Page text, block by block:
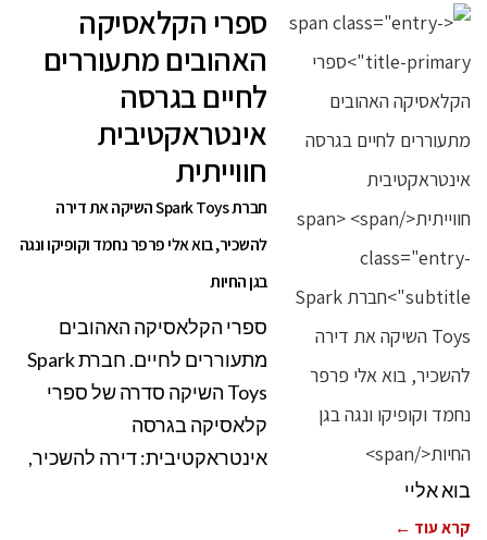
ספרי הקלאסיקה
האהובים מתעוררים
לחיים בגרסה
אינטראקטיבית
חווייתית
חברת Spark Toys השיקה את דירה
להשכיר, בוא אלי פרפר נחמד וקופיקו ונגה
בגן החיות
ספרי הקלאסיקה האהובים
מתעוררים לחיים. חברת Spark
Toys השיקה סדרה של ספרי
קלאסיקה בגרסה
אינטראקטיבית: דירה להשכיר,
בוא אליי
קרא עוד ←